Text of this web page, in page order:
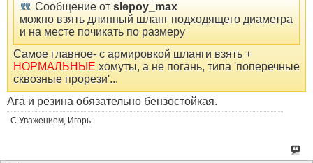
Сообщение от slepoy_max
можно взять длинный шланг подходящего диаметра
и на месте почикать по размеру
Самое главное- с армировкой шланги взять +
НОРМАЛЬНЫЕ хомуты, а не погань, типа 'поперечные
сквозные прорези'...
Ага и резина обязательно бензостойкая.
С Уважением, Игорь